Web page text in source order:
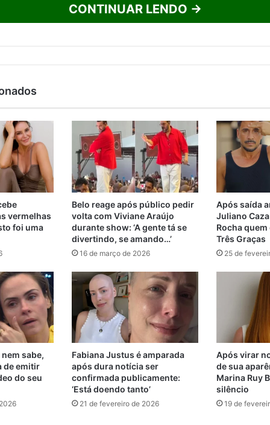
CONTINUAR LENDO →
vermelhas
foi uma
Belo reage após público pedir
volta com Viviane Araújo
durante show: ‘A gente tá se
divertindo, se amando…’
16 de março de 2026
Após saída
Juliano
Rocha
Três Graças
25 de
nem sabe,
de emitir
do seu
Fabiana Justus é amparada
após dura notícia ser
confirmada publicamente:
‘Está doendo tanto’
21 de fevereiro de 2026
Após virar
de sua
Marina Ruy
silêncio
19 de